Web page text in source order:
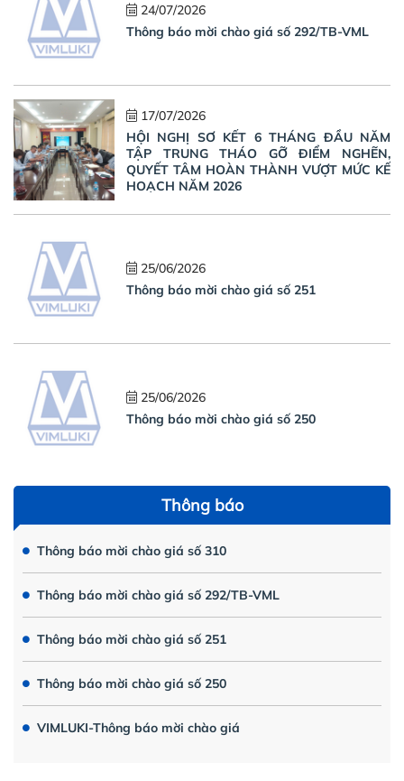
24/07/2026
Thông báo mời chào giá số 292/TB-VML
17/07/2026
HỘI NGHỊ SƠ KẾT 6 THÁNG ĐẦU NĂM
TẬP TRUNG THÁO GỠ ĐIỂM NGHẼN,
QUYẾT TÂM HOÀN THÀNH VƯỢT MỨC KẾ
HOẠCH NĂM 2026
25/06/2026
Thông báo mời chào giá số 251
25/06/2026
Thông báo mời chào giá số 250
Thông báo
Thông báo mời chào giá số 310
Thông báo mời chào giá số 292/TB-VML
Thông báo mời chào giá số 251
Thông báo mời chào giá số 250
VIMLUKI-Thông báo mời chào giá